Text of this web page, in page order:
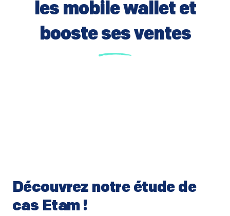
les mobile wallet et
booste ses ventes
Découvrez notre étude de
cas Etam !